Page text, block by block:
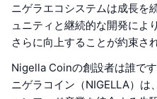
ニゲラエコシステムは成長を
ュニティと継続的な開発によ
さらに向上することが約束さ
Nigella Coinの創設者は誰です
ニゲラコイン（NIGELLA）は